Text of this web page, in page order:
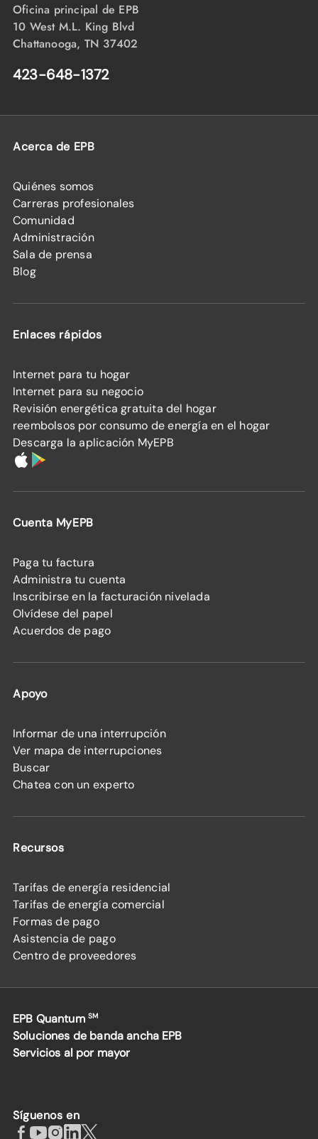
Oficina principal de EPB
10 West M.L. King Blvd
Chattanooga, TN 37402
423-648-1372
Acerca de EPB
Quiénes somos
Carreras profesionales
Comunidad
Administración
Sala de prensa
Blog
Enlaces rápidos
Internet para tu hogar
Internet para su negocio
Revisión energética gratuita del hogar
reembolsos por consumo de energía en el hogar
Descarga la aplicación MyEPB
Cuenta MyEPB
Paga tu factura
Administra tu cuenta
Inscribirse en la facturación nivelada
Olvídese del papel
Acuerdos de pago
Apoyo
Informar de una interrupción
Ver mapa de interrupciones
Buscar
Chatea con un experto
Recursos
Tarifas de energía residencial
Tarifas de energía comercial
Formas de pago
Asistencia de pago
Centro de proveedores
EPB Quantum SM
Soluciones de banda ancha EPB
Servicios al por mayor
Síguenos en